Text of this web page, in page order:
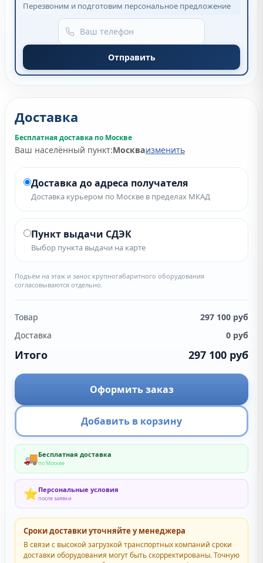
Перезвоним и подготовим персональное предложение
Отправить
Доставка
Бесплатная доставка по Москве
Ваш населённый пункт:Москваизменить
Доставка до адреса получателя
Доставка курьером по Москве в пределах МКАД
Пункт выдачи СДЭК
Выбор пункта выдачи на карте
Подъём на этаж и занос крупногабаритного оборудования
согласовываются отдельно.
Товар 297 100 руб
Доставка
0 руб
Итого 297 100 руб
Оформить заказ
Добавить в корзину
🚚Бесплатная доставка
по Москве
⭐Персональные условия
после заявки
Сроки доставки уточняйте у менеджера
В связи с высокой загрузкой транспортных компаний сроки
доставки оборудования могут быть скорректированы. Точную